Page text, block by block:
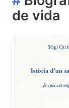
de vida